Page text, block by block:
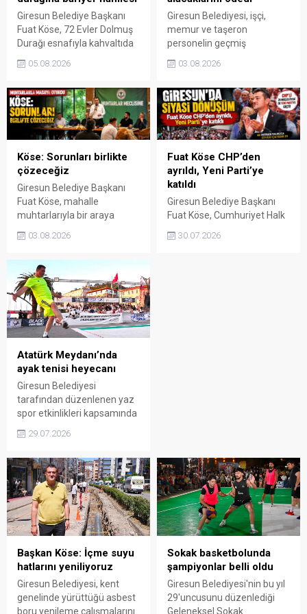
Giresun Belediye Başkanı
Fuat Köse, 72 Evler Dolmuş
Durağı esnafıyla kahvaltıda
talebi üzerine kurulan
hizmete alınırken,
uygulamanın duraktaki giriş
ve çıkışları daha güvenli ve
düzenli hale getirmesi
hedefleniyor.
05.08.2026
Giresun Belediyesi, işçi,
memur ve taşeron
personelin geçmiş
fazla mesai, ikramiye,
alacaklarının tamamının
ödendiğini açıkladı. Yapılan
son ödemelerle birlikte
belediyenin çalışanlarına
herhangi bir borcunun
kalmadığı bildirildi.
03.08.2026
Köse: Sorunları birlikte
çözeceğiz
Giresun Belediye Başkanı
Fuat Köse, mahalle
muhtarlarıyla bir araya
öncelikli ihtiyaçlarını, devam
vatandaşlardan gelen
talepleri değerlendirdi.
Toplantıda, çözüm odaklı iş
birliği mesajı öne çıktı.
03.08.2026
Fuat Köse CHP’den
ayrıldı, Yeni Parti’ye
katıldı
Giresun Belediye Başkanı
Fuat Köse, Cumhuriyet Halk
Özgür Özel liderliğindeki
30.07.2026
Atatürk Meydanı’nda
ayak tenisi heyecanı
Giresun Belediyesi
tarafından düzenlenen yaz
spor etkinlikleri kapsamında
Tenisi Turnuvası başladı.
gerçekleştirilen
organizasyona 54 takım
katılırken, turnuvanın
açılışında Belediye Başkanı
Fuat Köse de forma giyerek
sahaya çıktı.
29.07.2026
Başkan Köse: İçme suyu
hatlarını yeniliyoruz
Giresun Belediyesi, kent
genelinde yürüttüğü asbest
boru yenileme çalışmalarını
Sokak basketbolunda
şampiyonlar belli oldu
Giresun Belediyesi'nin bu yıl
29'uncusunu düzenlediği
Geleneksel Sokak